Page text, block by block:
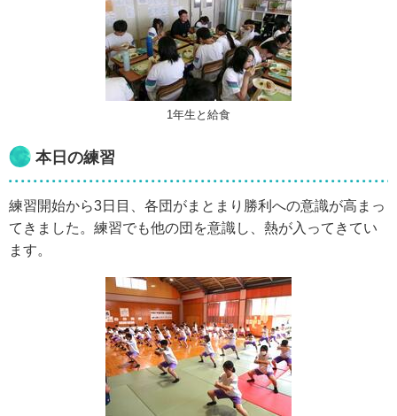
1年生と給食
本日の練習
練習開始から3日目、各団がまとまり勝利への意識が高まっ
てきました。練習でも他の団を意識し、熱が入ってきてい
ます。